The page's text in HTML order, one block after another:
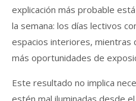
explicación más probable
la semana: los días lectivos
espacios interiores, mientras
más oportunidades de
Este resultado no implica
estén mal iluminadas desde